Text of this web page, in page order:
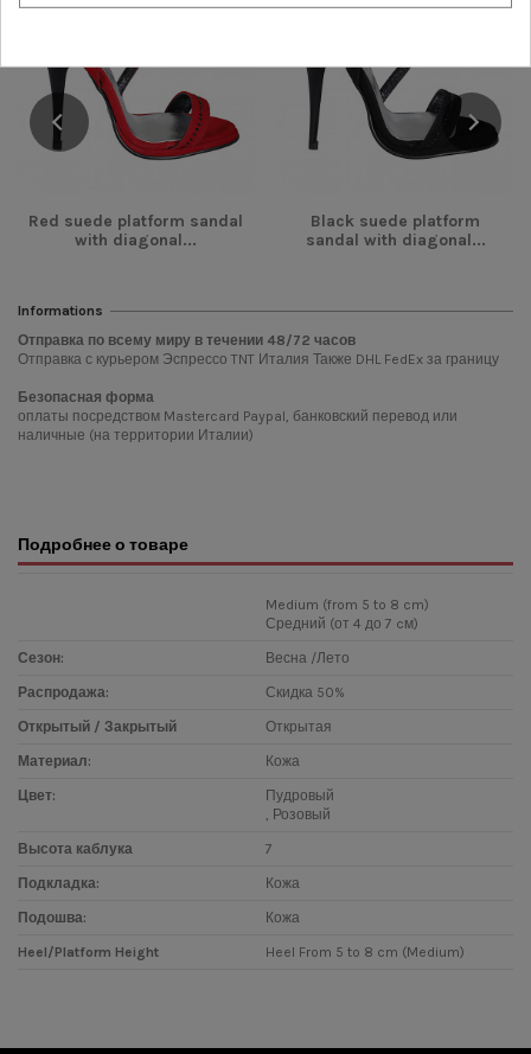
Red suede platform sandal
with diagonal...
НОВОЕ
Black suede platform
sandal with diagonal...
НОВОЕ
Informations
Отправка по всему миру в течении 48/72 часов
Отправка с курьером Эспрессо TNT Италия Также DHL FedEx за границу
Безопасная форма
оплаты посредством Mastercard Paypal, банковский перевод или
наличные (на территории Италии)
Подробнее о товаре
Medium (from 5 to 8 cm)
Средний (от 4 до 7 cм)
Сезон: Весна /Лето
Распродажа: Скидка 50%
Открытый / Закрытый Открытая
Материал: Кожа
Цвет:
Пудровый
, Розовый
Высота каблука 7
Подкладка: Кожа
Подошва: Кожа
Heel/Platform Height Heel From 5 to 8 cm (Medium)